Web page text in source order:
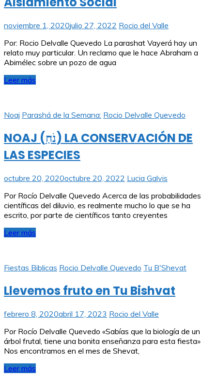
noviembre 1, 2020julio 27, 2022 Rocio del Valle
Por: Rocio Delvalle Quevedo La parashat Vayerá hay un
relato muy particular. Un reclamo que le hace Abraham a
Abimélec sobre un pozo de agua
Leer más
Noaj Parashá de la Semana: Rocio Delvalle Quevedo
NOAJ (נֹחַ) LA CONSERVACIÓN DE
LAS ESPECIES
octubre 20, 2020octubre 20, 2022 Lucia Galvis
Por Rocío Delvalle Quevedo Acerca de las probabilidades
científicas del diluvio, es realmente mucho lo que se ha
escrito, por parte de científicos tanto creyentes
Leer más
Fiestas Biblicas Rocio Delvalle Quevedo Tu B'Shevat
Llevemos fruto en Tu Bishvat
febrero 8, 2020abril 17, 2023 Rocio del Valle
Por Rocío Delvalle Quevedo «Sabías que la biología de un
árbol frutal, tiene una bonita enseñanza para esta fiesta»
Nos encontramos en el mes de Shevat,
Leer más